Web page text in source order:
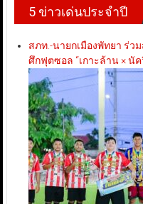
5 ข่าวเด่นประจำปี
สภท.-นายกเมืองพัทยา ร่ว
ศึกฟุตซอล “เกาะล้าน × นัค